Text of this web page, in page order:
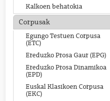
Kalkoen behatokia
Corpusak
Egungo Testuen Corpusa
(ETC)
Ereduzko Prosa Gaur (EPG)
Ereduzko Prosa Dinamikoa
(EPD)
Euskal Klasikoen Corpusa
(EKC)